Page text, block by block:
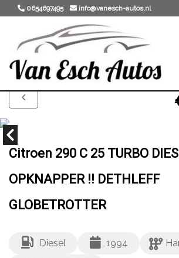
0654697495 info@vanesch-autos.nl
Citroen 290 C 25 TURBO
OPKNAPPER !! DETHLEFF
GLOBETROTTER
Diesel 1994